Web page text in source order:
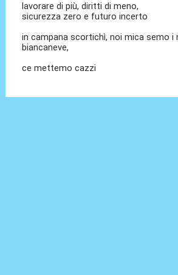
lavorare di più, diritti di meno,
sicurezza zero e futuro incerto
in campana scortichì, noi mica semo i
biancaneve,
ce mettemo cazzi